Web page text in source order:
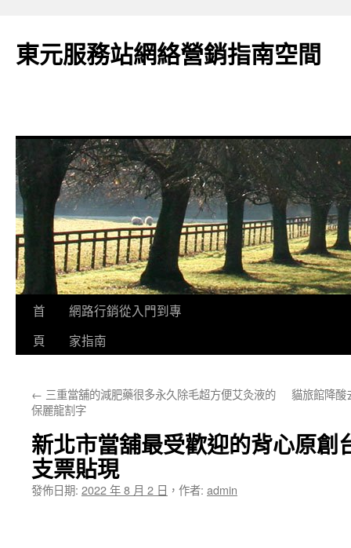
東元服務站網絡營銷指南空間
跳
要
容
首
頁
網路行銷從入門到專
家指南
← 三重當舖的減肥藥很多永久除毛超方便艾灸液的
保麗龍割字
貓旅館降酸
新北市當舖最受歡迎的背心原創
支票貼現
發佈日期: 2022 年 8 月 2 日 ， 作者: admin